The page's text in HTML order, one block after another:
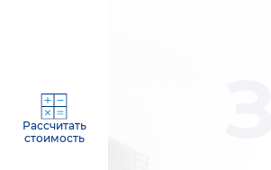
Рассчитать
стоимость